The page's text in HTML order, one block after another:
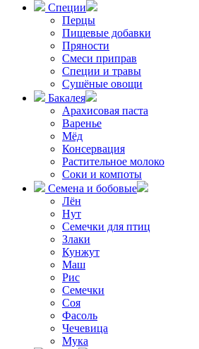
Специи
Перцы
Пищевые добавки
Пряности
Смеси приправ
Специи и травы
Сушёные овощи
Бакалея
Арахисовая паста
Варенье
Мёд
Консервация
Растительное молоко
Соки и компоты
Семена и бобовые
Лён
Нут
Семечки для птиц
Злаки
Кунжут
Маш
Рис
Семечки
Соя
Фасоль
Чечевица
Мука